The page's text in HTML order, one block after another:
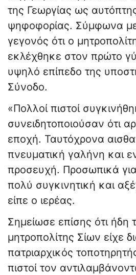
της Γεωργίας ως
ψηφοφορίας. Σύμφωνα με
γεγονός ότι ο
εκλέχθηκε στον πρώτο
υψηλό επίπεδο της
Σύνοδο.
«Πολλοί πιστοί
συνειδητοποιούσαν ότι
εποχή. Ταυτόχρονα
πνευματική γαλήνη και
προσευχή. Προσωπικά
πολύ συγκινητική και
είπε ο ιερέας.
Σημείωσε επίσης ότι ήδη
μητροπολίτης Σίων είχε
πατριαρχικός
πιστοί τον